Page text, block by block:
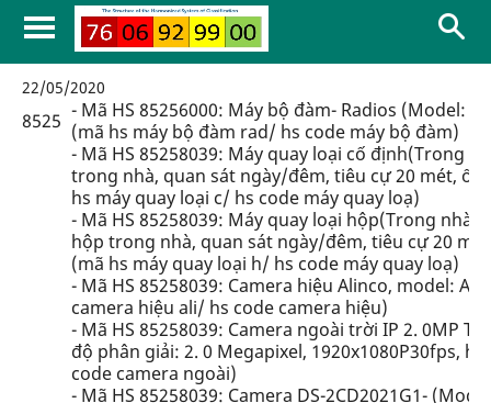
22/05/2020
8525 - Mã HS 85256000: Máy bộ đàm- Radios (Model:
(mã hs máy bộ đàm rad/ hs code máy bộ đàm)
- Mã HS 85258039: Máy quay loại cố định(Trong
trong nhà, quan sát ngày/đêm, tiêu cự 20 mét,
hs máy quay loại c/ hs code máy quay loạ)
- Mã HS 85258039: Máy quay loại hộp(Trong
hộp trong nhà, quan sát ngày/đêm, tiêu cự 20
(mã hs máy quay loại h/ hs code máy quay loạ)
- Mã HS 85258039: Camera hiệu Alinco, model:
camera hiệu ali/ hs code camera hiệu)
- Mã HS 85258039: Camera ngoài trời IP 2. 0MP
độ phân giải: 2. 0 Megapixel, 1920x1080P30fps,
code camera ngoài)
- Mã HS 85258039: Camera DS-2CD2021G1-